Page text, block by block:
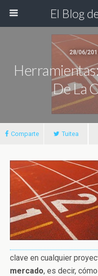
El Blog
28/06/
De La
Comparte Tuitea
clave en cualquier
mercado, es decir,